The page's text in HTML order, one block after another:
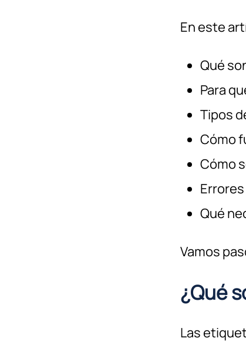
En este
Qué
Para
Tipos
Cómo
Cómo
Qué
Vamos
¿Qué
Las